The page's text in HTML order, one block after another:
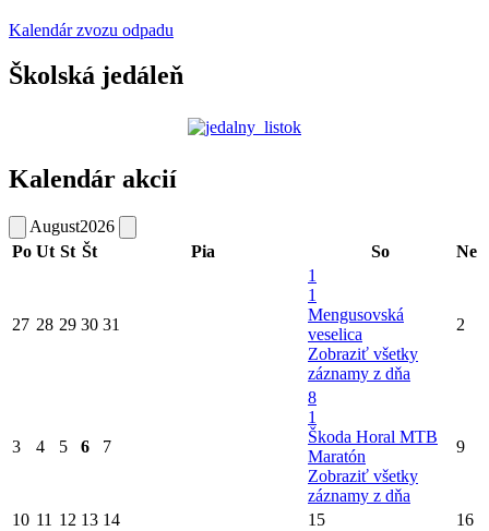
Kalendár zvozu odpadu
Školská jedáleň
Kalendár akcií
August2026
Po Ut St Št Pia So Ne
27 28 29 30 31
1
1
Mengusovská
veselica
Zobraziť všetky
záznamy z dňa
2
3 4 5 6 7
8
1
Škoda Horal MTB
Maratón
Zobraziť všetky
záznamy z dňa
9
10 11 12 13 14 15
16